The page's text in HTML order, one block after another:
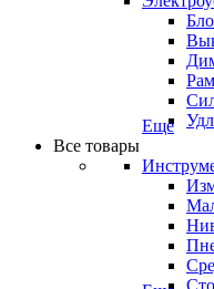
Еще
Все товары